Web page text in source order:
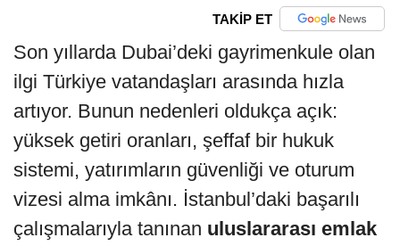
TAKİP ET
Son yıllarda Dubai’deki gayrimenkule olan
ilgi Türkiye vatandaşları arasında hızla
artıyor. Bunun nedenleri oldukça açık:
yüksek getiri oranları, şeffaf bir hukuk
sistemi, yatırımların güvenliği ve oturum
vizesi alma imkânı. İstanbul’daki başarılı
çalışmalarıyla tanınan uluslararası emlak